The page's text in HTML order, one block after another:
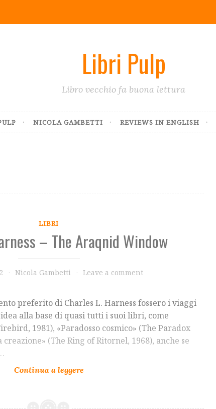
Libri Pulp
Libro vecchio fa buona lettura
NICOLA GAMBETTI REVIEWS IN ENGLISH
LIBRI
– The Araqnid Window
Nicola Gambetti Leave a comment
preferito di Charles L. Harness fossero i viaggi
alla base di quasi tutti i suoi libri, come
1981), «Paradosso cosmico» (The Paradox
(The Ring of Ritornel, 1968), anche se